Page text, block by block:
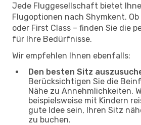
Jede Fluggesellschaft bietet
Flugoptionen nach Shymkent. Ob
oder First Class – finden Sie die
für Ihre Bedürfnisse.
Wir empfehlen Ihnen ebenfalls:
Den besten Sitz
Berücksichtigen Sie die
Nähe zu Annehmlichkeiten.
beispielsweise mit Kindern
gute Idee sein, Ihren Sitz
zu buchen.